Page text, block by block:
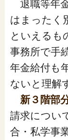
退職等年
はまったく
といえるも
事務所で手
年金給付も
ないと理解
新３階部
請求につい
合・私学事